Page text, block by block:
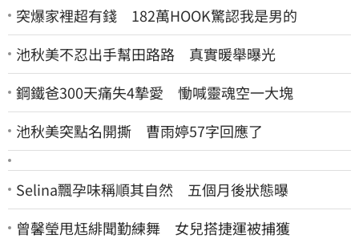
突爆家裡超有錢 182萬HOOK驚認我是男的
池秋美不忍出手幫田路路 真實暖舉曝光
鋼鐵爸300天痛失4摯愛 慟喊靈魂空一大塊
池秋美突點名開撕 曹雨婷57字回應了
Selina飄孕味稱順其自然 五個月後狀態曝
曾馨瑩甩尪緋聞勤練舞 女兒搭捷運被捕獲